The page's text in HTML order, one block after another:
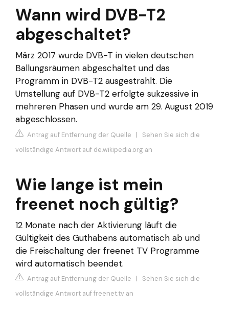
Wann wird DVB-T2
abgeschaltet?
März 2017 wurde DVB-T in vielen deutschen
Ballungsräumen abgeschaltet und das
Programm in DVB-T2 ausgestrahlt. Die
Umstellung auf DVB-T2 erfolgte sukzessive in
mehreren Phasen und wurde am 29. August 2019
abgeschlossen.
Antrag auf Entfernung der Quelle | Sehen Sie sich die
vollständige Antwort auf de.wikipedia.org an
Wie lange ist mein
freenet noch gültig?
12 Monate nach der Aktivierung läuft die
Gültigkeit des Guthabens automatisch ab und
die Freischaltung der freenet TV Programme
wird automatisch beendet.
Antrag auf Entfernung der Quelle | Sehen Sie sich die
vollständige Antwort auf freenet.tv an